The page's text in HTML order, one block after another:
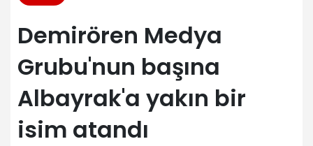
Demirören Medya
Grubu'nun başına
Albayrak'a yakın bir
isim atandı